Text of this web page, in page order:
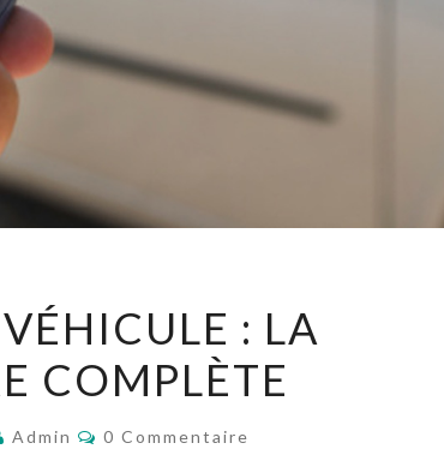
DE
VÉHICULE
:
LA
: LA
COMPLÈTE
Admin Commentaires
0 Commentaire